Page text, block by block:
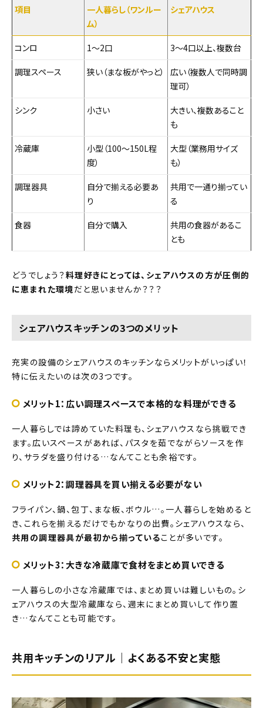
項目
一人暮らし（ワンルー
ム）
シェアハウス
コンロ 1〜2口 3〜4口以上、複数台
調理スペース 狭い（まな板がやっと）
広い（複数人で同時調
理可）
シンク 小さい
大きい、複数あること
も
冷蔵庫
小型（100〜150L程
度）
大型（業務用サイズ
も）
調理器具
自分で揃える必要あ
り
共用で一通り揃ってい
る
食器 自分で購入
共用の食器があるこ
とも
どうでしょう？料理好きにとっては、シェアハウスの方が圧倒的
に恵まれた環境だと思いませんか？？？
シェアハウスキッチンの3つのメリット
充実の設備のシェアハウスのキッチンならメリットがいっぱい！
特に伝えたいのは次の3つです。
メリット1：広い調理スペースで本格的な料理ができる
一人暮らしでは諦めていた料理も、シェアハウスなら挑戦でき
ます。広いスペースがあれば、パスタを茹でながらソースを作
り、サラダを盛り付ける…なんてことも余裕です。
メリット2：調理器具を買い揃える必要がない
フライパン、鍋、包丁、まな板、ボウル…。一人暮らしを始めると
き、これらを揃えるだけでもかなりの出費。シェアハウスなら、
共用の調理器具が最初から揃っていることが多いです。
メリット3：大きな冷蔵庫で食材をまとめ買いできる
一人暮らしの小さな冷蔵庫では、まとめ買いは難しいもの。シ
ェアハウスの大型冷蔵庫なら、週末にまとめ買いして作り置
き…なんてことも可能です。
共用キッチンのリアル｜よくある不安と実態